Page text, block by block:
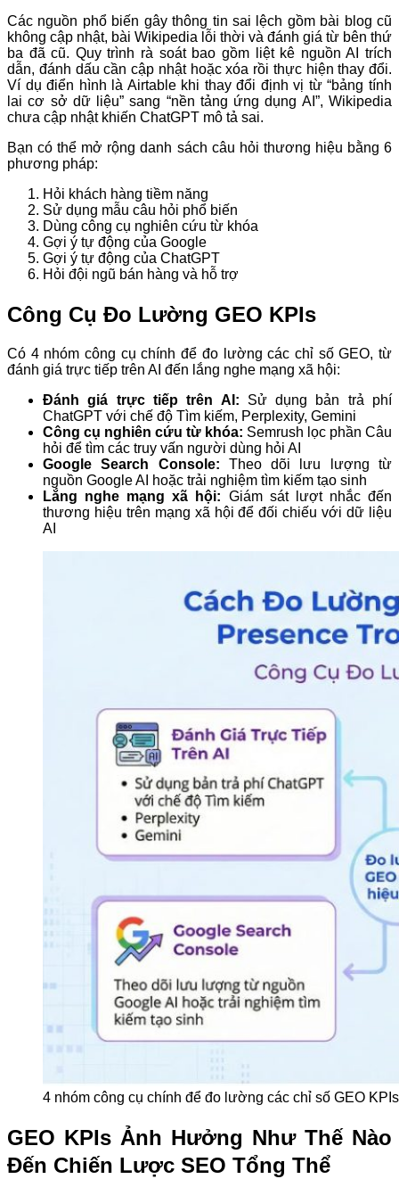
Các nguồn phổ biến gây thông tin sai lệch gồm bài blog cũ
không cập nhật, bài Wikipedia lỗi thời và đánh giá từ bên thứ
ba đã cũ. Quy trình rà soát bao gồm liệt kê nguồn AI trích
dẫn, đánh dấu cần cập nhật hoặc xóa rồi thực hiện thay đổi.
Ví dụ điển hình là Airtable khi thay đổi định vị từ “bảng tính
lai cơ sở dữ liệu” sang “nền tảng ứng dụng AI”, Wikipedia
chưa cập nhật khiến ChatGPT mô tả sai.
Bạn có thể mở rộng danh sách câu hỏi thương hiệu bằng 6
phương pháp:
Hỏi khách hàng tiềm năng
Sử dụng mẫu câu hỏi phổ biến
Dùng công cụ nghiên cứu từ khóa
Gợi ý tự động của Google
Gợi ý tự động của ChatGPT
Hỏi đội ngũ bán hàng và hỗ trợ
Công Cụ Đo Lường GEO KPIs
Có 4 nhóm công cụ chính để đo lường các chỉ số GEO, từ
đánh giá trực tiếp trên AI đến lắng nghe mạng xã hội:
Đánh giá trực tiếp trên AI: Sử dụng bản trả phí
ChatGPT với chế độ Tìm kiếm, Perplexity, Gemini
Công cụ nghiên cứu từ khóa: Semrush lọc phần Câu
hỏi để tìm các truy vấn người dùng hỏi AI
Google Search Console: Theo dõi lưu lượng từ
nguồn Google AI hoặc trải nghiệm tìm kiếm tạo sinh
Lắng nghe mạng xã hội: Giám sát lượt nhắc đến
thương hiệu trên mạng xã hội để đối chiếu với dữ liệu
AI
4 nhóm công cụ chính để đo lường các chỉ số GEO
GEO KPIs Ảnh Hưởng Như Thế Nào
Đến Chiến Lược SEO Tổng Thể